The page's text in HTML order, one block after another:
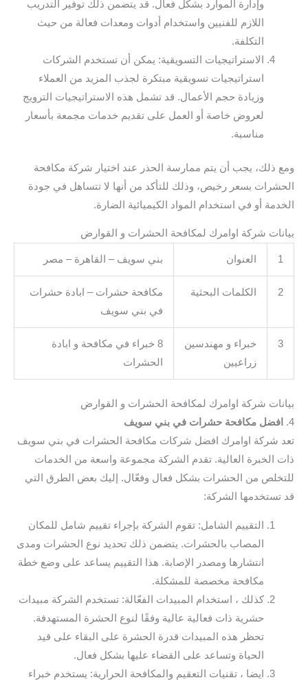
وإدارة الموارد بشكل فعال. قد يتضمن ذلك توفير التدريب
اللازم للفنيين واستخدام أدوات ومعدات فعالة من حيث
التكلفة.
الاستراتيجيات التسويقية: يمكن أن تستخدم الشركات
استراتيجيات تسويقية مبتكرة لجذب المزيد من العملاء
وزيادة حجم الأعمال. قد تشمل هذه الاستراتيجيات الترويج
لعروض خاصة أو العمل على تقديم خدمات مجمعة بأسعار
مناسبة.
ومع ذلك، يجب أن يتم ممارسة الحذر عند اختيار شركة مكافحة
الحشرات بسعر رخيص، وذلك للتأكد من أنها لا تتساهل في جودة
الخدمة أو في استخدام المواد الكيميائية الضارة.
بيانات شركة اوامرك لمكافحة الحشرات و القوارض
1 العنوان بني سويف – القاهرة – مصر
2 الكلمات البحثية
مكافحة حشرات – ابادة حشرات
في بني سويف
3
خبراء و مهندسين
زراعيين
8 خبراء في مكافحة و ابادة
الحشرات
بيانات شركة اوامرك لمكافحة الحشرات و القوارض
4.
افضل مكافحة حشرات في بني سويف
تعد شركة اوامرك افضل شركات مكافحة الحشرات في بني سويف
ذات الخبرة العالية. تقدم الشركة مجموعة واسعة من الخدمات
للتخلص من الحشرات بشكل فعال وفعّال. إليك بعض الطرق التي
قد تستخدمها الشركة:
التقييم الشامل: تقوم الشركة بإجراء تقييم شامل للمكان
المصاب بالحشرات. يتضمن ذلك تحديد نوع الحشرات ومدى
انتشارها ومصدر الإصابة. هذا التقييم يساعد على وضع خطة
مكافحة مخصصة للمشكلة.
كذلك ، استخدام المبيدات الفعّالة: تستخدم الشركة مبيدات
حشرية ذات فعالية عالية وفقًا لنوع الحشرة المستهدفة.
تحظر هذه المبيدات قدرة الحشرة على البقاء على قيد
الحياة وتساعد على القضاء عليها بشكل فعال.
ايضا ، تقنيات التعقيم والمكافحة الحرارية: يستخدم خبراء